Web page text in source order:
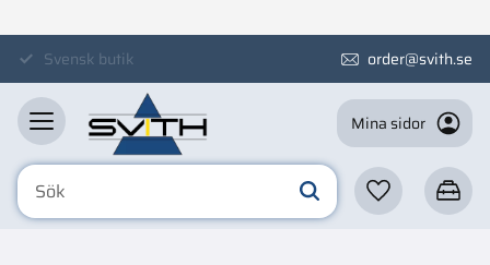
MenySvensk butik order@svith.se
Mina sidor
Favoriter